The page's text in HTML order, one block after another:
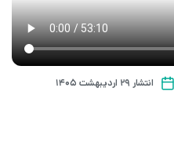
انتشار ۲۹ اردیبهشت ۱۴۰۵